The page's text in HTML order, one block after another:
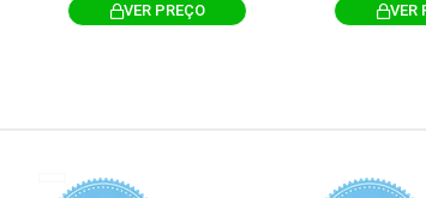
VER PREÇO VER